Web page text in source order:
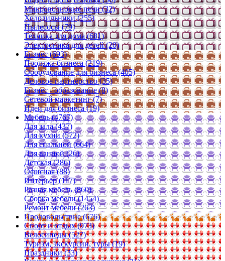
Микроволновые печи (32)
Холодильники (255)
Пылесосы (79)
Техника для дома (681)
Электроника для детей (20)
Бизнес (693)
Продажа бизнеса (219)
Оборудование для бизнеса (405)
Деловое партнерство (35)
Бизнес - образование (8)
Сетевой маркетинг (7)
Идеи для бизнеса (19)
Мебель (4767)
Для зала (437)
Для кухни (572)
Для спальной (664)
Для ванной (26)
Детская (286)
Офисная (88)
Интерьер (117)
Разная мебель (860)
Сборка мебели (1454)
Ремонт мебели (263)
Продовольствие (676)
Спорт и отдых (973)
Велосипеды (527)
Туризм, экскурсии, туры (19)
Праздники (33)